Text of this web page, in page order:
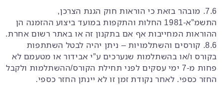
7.6. מובהר בזאת כי הוראות חוק הגנת הצרכן,
התשמ”א-1981 החלות והתקפות במועד ביצוע ההזמנה הן
ההוראות המחייבות אף אם בתקנון זה או באתר רשום אחרת.
8.6. קורסים והשתלמויות – ניתן יהיה לבטל השתתפות
בקורס ו/או בהשתלמות שנערכים ע”י אבידור או מטעמם לא
פחות מ-7 ימי עסקים לפני תחילת הקורס/ההשתלמות ולקבל
החזר כספי. לאחר נקודת זמן זו לא יינתן החזר כספי.